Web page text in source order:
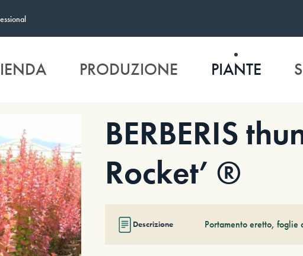
PRODUZIONE PIANTE
BERBERIS
Rocket’ ®
Descrizione Portamento eretto, foglie